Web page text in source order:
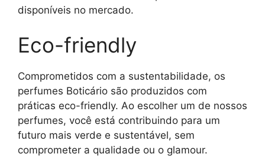
disponíveis no mercado.
Eco-friendly
Comprometidos com a sustentabilidade, os
perfumes Boticário são produzidos com
práticas eco-friendly. Ao escolher um de nossos
perfumes, você está contribuindo para um
futuro mais verde e sustentável, sem
comprometer a qualidade ou o glamour.